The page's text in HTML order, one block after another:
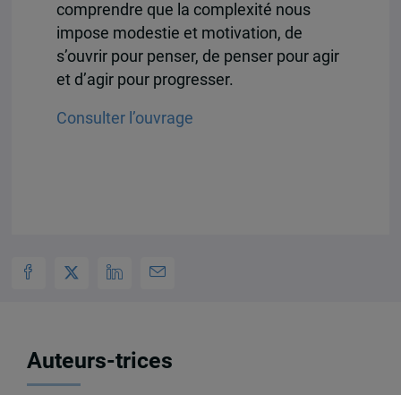
comprendre que la complexité nous
impose modestie et motivation, de
s’ouvrir pour penser, de penser pour agir
et d’agir pour progresser.
Consulter l’ouvrage
Auteurs-trices